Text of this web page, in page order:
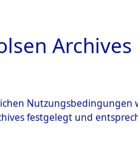
BILD
Archives
Nutzungsbedingungen
festgelegt und